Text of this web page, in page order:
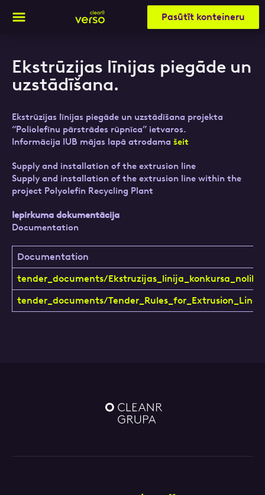
Pasūtīt konteineru
Ekstrūzijas līnijas piegāde un
uzstādīšana.
Ekstrūzijas līnijas piegāde un uzstādīšana projekta
“Poliolefīnu pārstrādes rūpnīca” ietvaros.
Informācija IUB mājas lapā atrodama šeit
Supply and installation of the extrusion line
Supply and installation of the extrusion line within the
project Polyolefin Recycling Plant
Iepirkuma dokumentācija
Documentation
Documentation
tender_documents/
tender_documents/
Aizpildi pieteikuma formu un mēs ar tevi
sazināsimies
Vārds, Uzvārds
E-pasts
Kontakttālrunis
Atzīmējiet, ka piekrītat personas datu